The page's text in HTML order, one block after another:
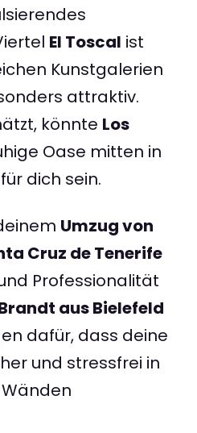
El Toscal ist
Kunstgalerien
attraktiv.
könnte Los
Oase mitten in
dich sein.
Umzug von
Cruz de Tenerife
Professionalität
aus Bielefeld
dafür, dass deine
und stressfrei in